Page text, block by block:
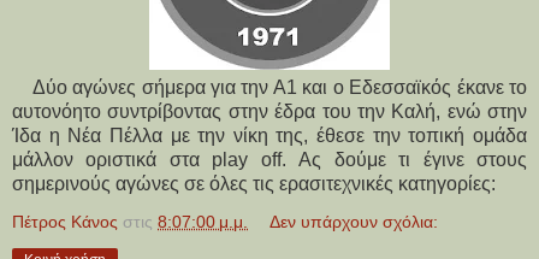
Δύο αγώνες σήμερα για την Α1 και ο Εδεσσαϊκός έκανε το
αυτονόητο συντρίβοντας στην έδρα του την Καλή, ενώ στην
Ίδα η Νέα Πέλλα με την νίκη της, έθεσε την τοπική ομάδα
μάλλον οριστικά στα play off. Ας δούμε τι έγινε στους
σημερινούς αγώνες σε όλες τις ερασιτεχνικές κατηγορίες:
Πέτρος Κάνος στις 8:07:00 μ.μ. Δεν υπάρχουν σχόλια: